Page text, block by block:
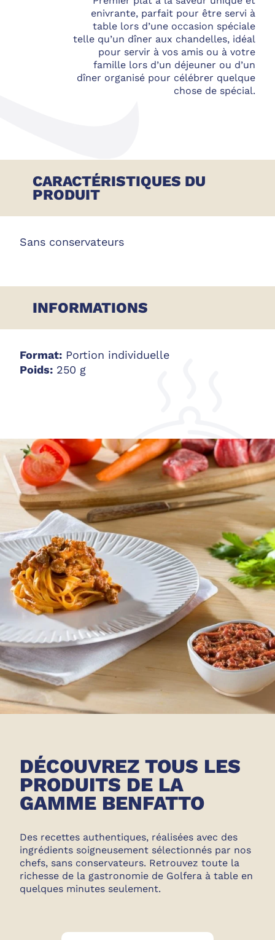
enivrante, parfait pour être servi à
table lors d’une occasion spéciale
telle qu’un dîner aux chandelles, idéal
pour servir à vos amis ou à votre
famille lors d’un déjeuner ou d’un
dîner organisé pour célébrer quelque
chose de spécial.
CARACTÉRISTIQUES DU
PRODUIT
Sans conservateurs
INFORMATIONS
Format: Portion individuelle
Poids: 250 g
DÉCOUVREZ TOUS LES
PRODUITS DE LA
GAMME BENFATTO
Des recettes authentiques, réalisées avec des
ingrédients soigneusement sélectionnés par nos
chefs, sans conservateurs. Retrouvez toute la
richesse de la gastronomie de Golfera à table en
quelques minutes seulement.